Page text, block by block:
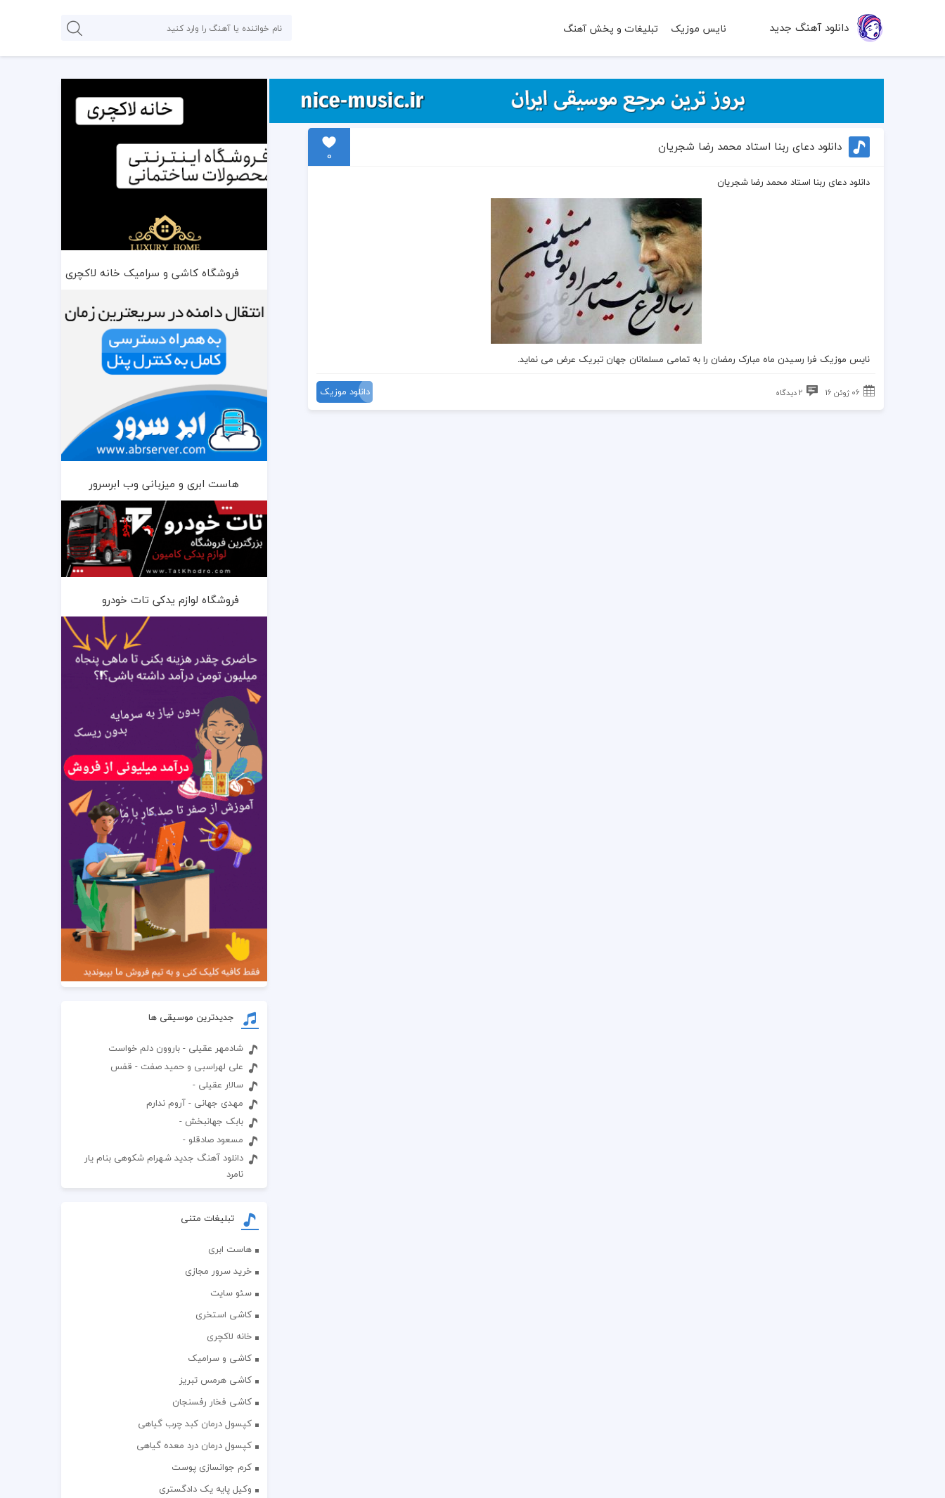
دانلود آهنگ جدید نایس موزیک تبلیغات و پخش آهنگ
دانلود دعای ربنا استاد محمد رضا شجریان
0
دانلود دعای ربنا استاد محمد رضا شجریان
نایس موزیک فرا رسیدن ماه مبارک رمضان را به تمامی مسلمانان جهان تبریک عرض می نماید.
06 ژوئن 16 2 دیدگاه دانلود موزیک
فروشگاه کاشی و سرامیک خانه لاکچری
هاست ابری و میزبانی وب ابرسرور
فروشگاه لوازم یدکی تات خودرو
جدیدترین موسیقی ها
شادمهر عقیلی - باروون دلم خواست
علی لهراسبی و حمید صفت - قفس
سالار عقیلی -
مهدی جهانی - آروم ندارم
بابک جهانبخش -
مسعود صادقلو -
دانلود آهنگ جدید شهرام شکوهی بنام یار
نامرد
تبلیغات متنی
هاست ابری
خرید سرور مجازی
سئو سایت
کاشی استخری
خانه لاکچری
کاشی و سرامیک
کاشی هرمس تبریز
کاشی فخار رفسنجان
کپسول درمان کبد چرب گیاهی
کپسول درمان درد معده گیاهی
کرم جوانسازی پوست
وکیل پایه یک دادگستری